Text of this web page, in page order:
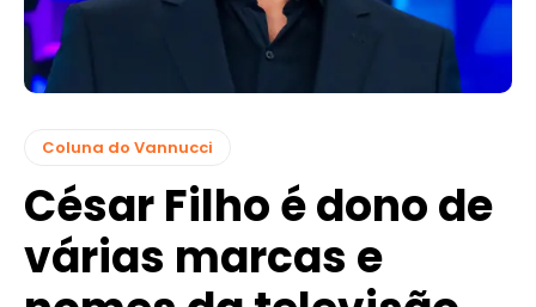
Coluna do Vannucci
César Filho é dono de
várias marcas e